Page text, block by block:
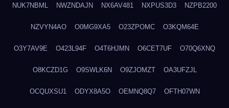
NUK7NBML NWZNDAJN NX6AV481 NXPUS3D3 NZPB2200
NZVYN4AO O0MG9XA5 O23ZPOMC O3KQM64E
O3Y7AV9E O423L94F O4T6HJMN O6CET7UF O70Q6XNQ
O8KCZD1G O9SWLK6N O9ZJOMZT OA3UFZJL
OCQUXSU1 ODYX8A5O OEMNQ8Q7 OFTH07WN